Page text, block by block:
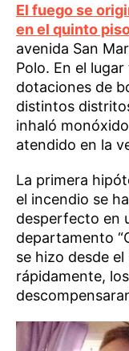
El fuego se
en el quinto
avenida San
Polo. En el
dotaciones de
distintos
inhaló
atendido en la
La primera
el incendio se
desperfecto en
departamento
se hizo desde
rápidamente,